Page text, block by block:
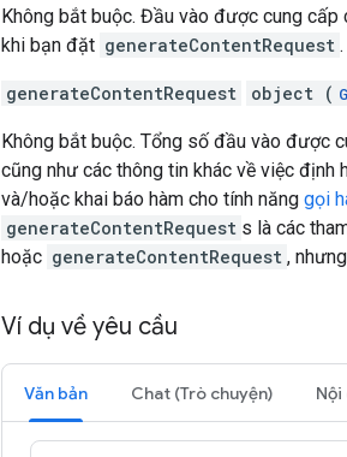
Không bắt buộc. Đầu vào được cung cấp
khi bạn đặt generateContentRequest .
generateContentRequest object (
Không bắt buộc. Tổng số đầu vào được
cũng như các thông tin khác về việc định
và/hoặc khai báo hàm cho tính năng gọi
generateContentRequest s là các
hoặc generateContentRequest ,
Ví dụ về yêu cầu
Văn bản Chat (Trò chuyện)